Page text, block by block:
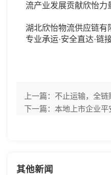
流产业发展贡献欣怡力
湖北欣怡物流供应链有
专业承运·安全直达·链
上一篇： 不止运输，全链赋能｜湖北欣怡物流，一站式
下一篇：本地上市企业平安电工一行赴欣怡物流考察交流
其他新闻